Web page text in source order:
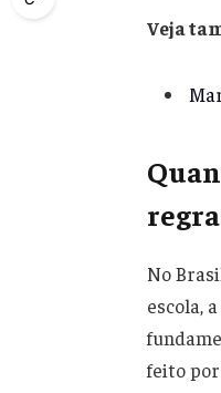
Veja
No
escola,
feito